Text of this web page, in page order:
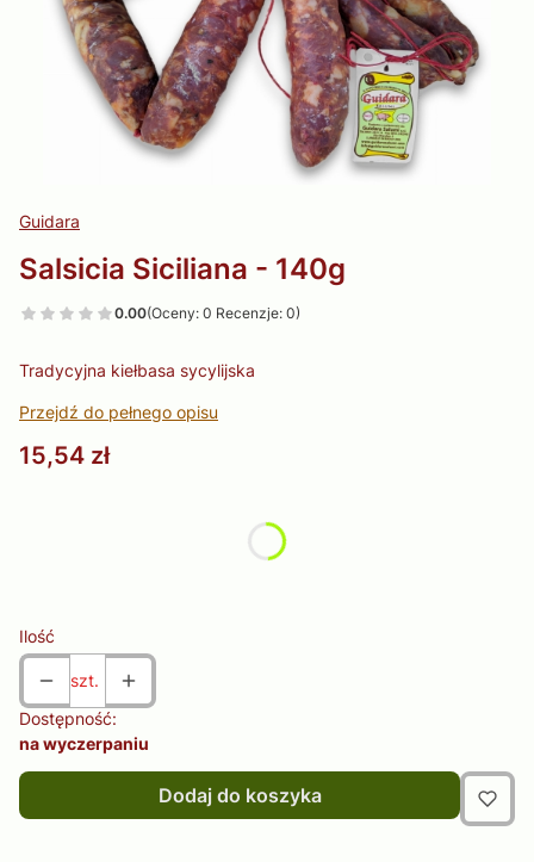
Guidara
Salsicia Siciliana - 140g
0.00(Oceny: 0 Recenzje: 0)
Tradycyjna kiełbasa sycylijska
Przejdź do pełnego opisu
Cena
15,54 zł
Poszczególne warianty mogą różnić się ceną
Ilość
szt.
Dostępność:
na wyczerpaniu
Dodaj do koszyka